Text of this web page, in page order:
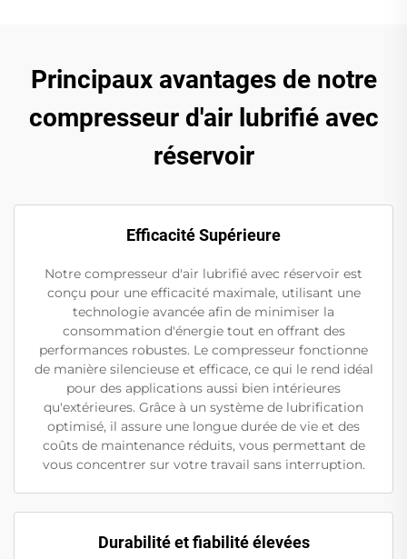
Principaux avantages de notre
compresseur d'air lubrifié avec
réservoir
Efficacité Supérieure
Notre compresseur d'air lubrifié avec réservoir est
conçu pour une efficacité maximale, utilisant une
technologie avancée afin de minimiser la
consommation d'énergie tout en offrant des
performances robustes. Le compresseur fonctionne
de manière silencieuse et efficace, ce qui le rend idéal
pour des applications aussi bien intérieures
qu'extérieures. Grâce à un système de lubrification
optimisé, il assure une longue durée de vie et des
coûts de maintenance réduits, vous permettant de
vous concentrer sur votre travail sans interruption.
Durabilité et fiabilité élevées